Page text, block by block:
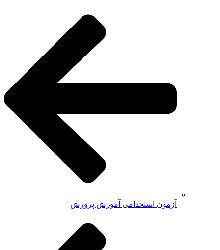
آزمون استخدامی آموزش پرورش